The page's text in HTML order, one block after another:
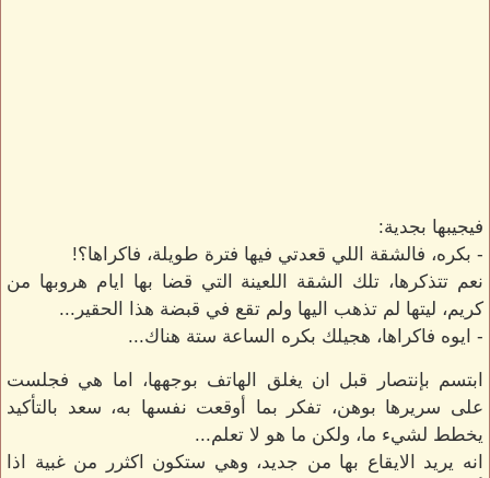
فيجيبها بجدية:
- بكره، فالشقة اللي قعدتي فيها فترة طويلة، فاكراها؟!
نعم تتذكرها، تلك الشقة اللعينة التي قضا بها ايام هروبها من
كريم، ليتها لم تذهب اليها ولم تقع في قبضة هذا الحقير...
- ايوه فاكراها، هجيلك بكره الساعة ستة هناك...
ابتسم بإنتصار قبل ان يغلق الهاتف بوجهها، اما هي فجلست
على سريرها بوهن، تفكر بما أوقعت نفسها به، سعد بالتأكيد
يخطط لشيء ما، ولكن ما هو لا تعلم...
انه يريد الايقاع بها من جديد، وهي ستكون اكثرر من غبية اذا